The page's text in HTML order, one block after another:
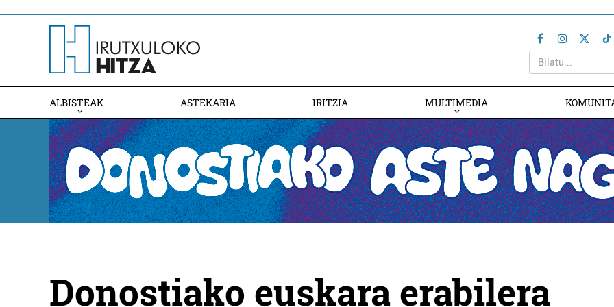
ALBISTEAK ASTEKARIA IRITZIA MULTIMEDIA
Donostiako euskara erabilera